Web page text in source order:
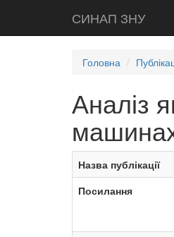
СИНАП ЗНУ
Головна
Аналіз
Назва публікації
Посилання